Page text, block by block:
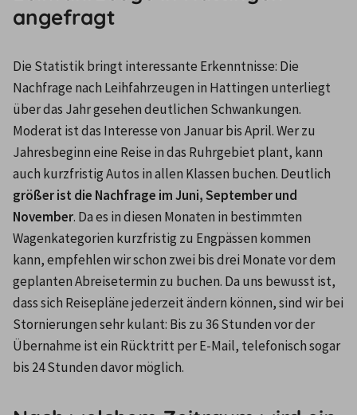
angefragt
Die Statistik bringt interessante Erkenntnisse: Die
Nachfrage nach Leihfahrzeugen in Hattingen unterliegt
über das Jahr gesehen deutlichen Schwankungen.
Moderat ist das Interesse von Januar bis April. Wer zu
Jahresbeginn eine Reise in das Ruhrgebiet plant, kann
größer ist die Nachfrage im Juni, September und
November. Da es in diesen Monaten in bestimmten
Wagenkategorien kurzfristig zu Engpässen kommen
kann, empfehlen wir schon zwei bis drei Monate vor dem
geplanten Abreisetermin zu buchen. Da uns bewusst ist,
dass sich Reisepläne jederzeit ändern können, sind wir bei
Stornierungen sehr kulant: Bis zu 36 Stunden vor der
Übernahme ist ein Rücktritt per E-Mail, telefonisch sogar
bis 24 Stunden davor möglich.